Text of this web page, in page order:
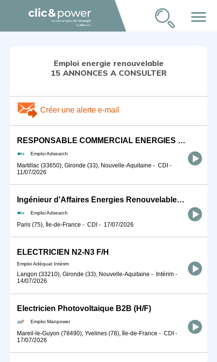
menu
Emploi energie renouvelable
15 ANNONCES A CONSULTER
Créer une alerte e-mail
RESPONSABLE COMMERCIAL ENERGIES RENOUVELABLES (H/F)
Emploi Adsearch
Martillac (33650), Gironde (33), Nouvelle-Aquitaine - CDI -
11/07/2026
Ingénieur d'Affaires Énergies Renouvelables (H/F)
Emploi Adsearch
Paris (75), Île-de-France - CDI - 17/07/2026
ELECTRICIEN N2-N3 F/H
Emploi Adéquat Intérim
Langon (33210), Gironde (33), Nouvelle-Aquitaine - Intérim -
14/07/2026
Electricien Photovoltaique B2B (H/F)
Emploi Manpower
Mareil-le-Guyon (78490), Yvelines (78), Île-de-France - CDI -
17/07/2026